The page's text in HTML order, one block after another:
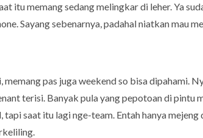
itu memang sedang melingkar di leher. Ya
Sayang sebenarnya, padahal niatkan mau
memang pas juga weekend so bisa dipahami.
terisi. Banyak pula yang pepotoan di pintu
tapi saat itu lagi nge-team. Entah hanya mejeng